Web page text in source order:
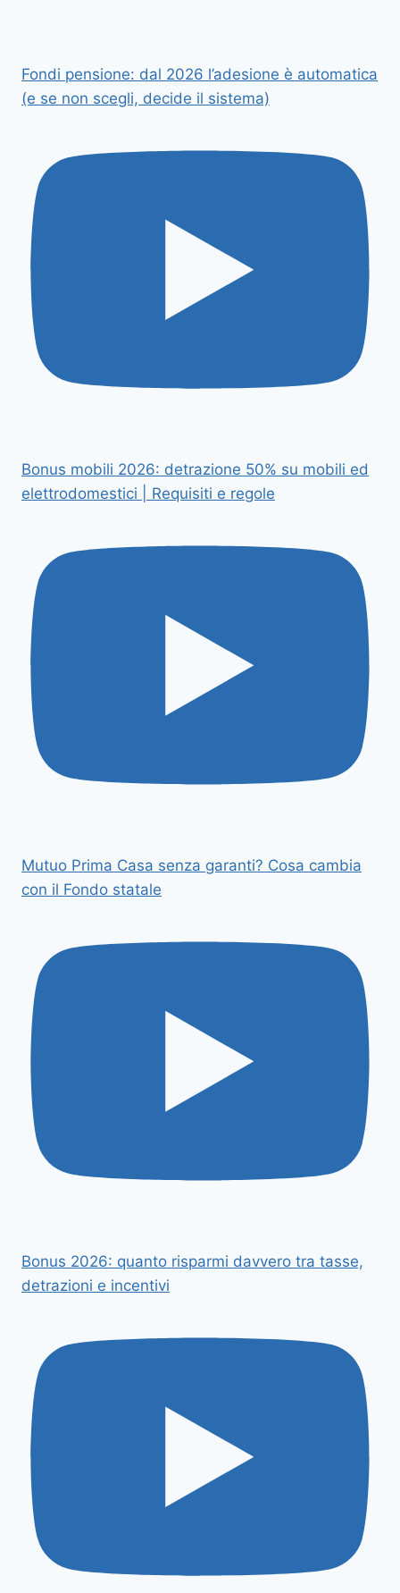
Fondi pensione: dal 2026 l’adesione è automatica
(e se non scegli, decide il sistema)
Bonus mobili 2026: detrazione 50% su mobili ed
elettrodomestici | Requisiti e regole
Mutuo Prima Casa senza garanti? Cosa cambia
con il Fondo statale
Bonus 2026: quanto risparmi davvero tra tasse,
detrazioni e incentivi